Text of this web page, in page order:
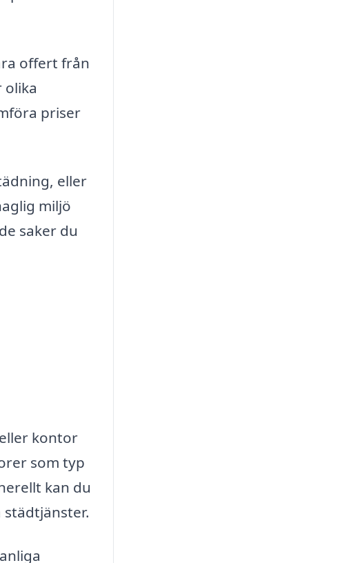
offert från
olika
priser
eller
miljö
saker du
kontor
som typ
kan du